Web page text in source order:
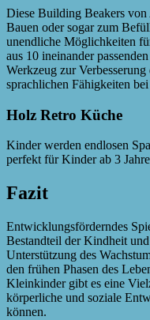
Diese Building Beakers
Bauen oder sogar zum
unendliche Möglichkeiten
aus 10 ineinander passenden
Werkzeug zur
sprachlichen Fähigkeiten
Holz Retro Küche
Kinder werden endlosen
perfekt für Kinder ab 3
Fazit
Entwicklungsförderndes
Bestandteil der Kindheit
Unterstützung des
den frühen Phasen des
Kleinkinder gibt es eine
körperliche und soziale
können.